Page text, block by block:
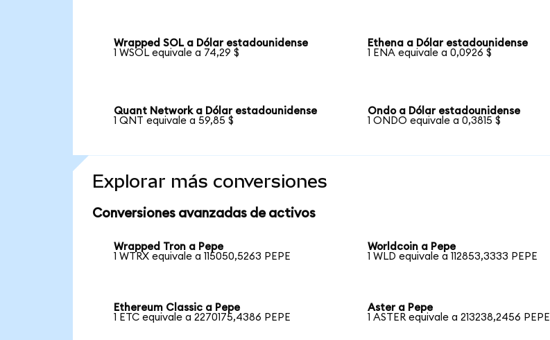
Wrapped SOL a Dólar estadounidense
1 WSOL equivale a 74,29 $
Ethena a Dólar estadounidense
1 ENA equivale a 0,0926 $
Quant Network a Dólar estadounidense
1 QNT equivale a 59,85 $
Ondo a Dólar estadounidense
1 ONDO equivale a 0,3815 $
Explorar más conversiones
Conversiones avanzadas de activos
Wrapped Tron a Pepe
1 WTRX equivale a 115050,5263 PEPE
Worldcoin a Pepe
1 WLD equivale a 112853,3333 PEPE
Ethereum Classic a Pepe
1 ETC equivale a 2270175,4386 PEPE
Aster a Pepe
1 ASTER equivale a 213238,2456 PEPE